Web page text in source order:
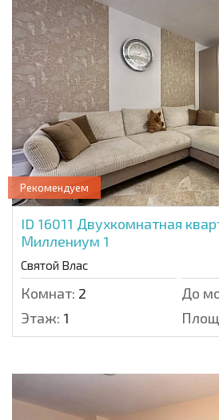
Рекомендуем
ID 16011 Двухкомнатная
Миллениум 1
Святой Влас
Комнат: 2 До
Этаж: 1